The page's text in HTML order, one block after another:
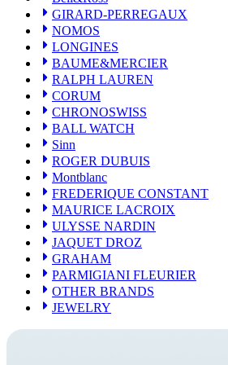
Sinn
ROGER DUBUIS
Montblanc
FREDERIQUE CONSTANT
MAURICE LACROIX
ULYSSE NARDIN
JAQUET DROZ
GRAHAM
PARMIGIANI FLEURIER
OTHER BRANDS
JEWELRY
GIRARD-PERREGAUX
NOMOS
LONGINES
BAUME&MERCIER
RALPH LAUREN
CORUM
CHRONOSWISS
BALL WATCH
Sinn
ROGER DUBUIS
Montblanc
FREDERIQUE CONSTANT
MAURICE LACROIX
ULYSSE NARDIN
JAQUET DROZ
GRAHAM
PARMIGIANI FLEURIER
OTHER BRANDS
JEWELRY